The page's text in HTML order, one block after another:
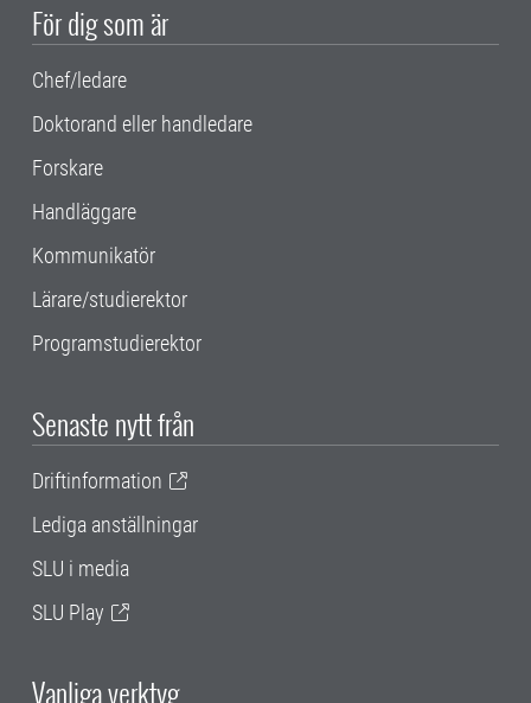
För dig som är
Chef/ledare
Doktorand eller handledare
Forskare
Handläggare
Kommunikatör
Lärare/studierektor
Programstudierektor
Senaste nytt från
Driftinformation
Lediga anställningar
SLU i media
SLU Play
Vanliga verktyg